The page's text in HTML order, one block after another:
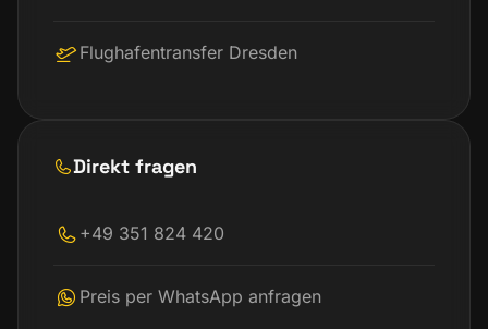
Flughafentransfer Dresden
Direkt fragen
+49 351 824 420
Preis per WhatsApp anfragen